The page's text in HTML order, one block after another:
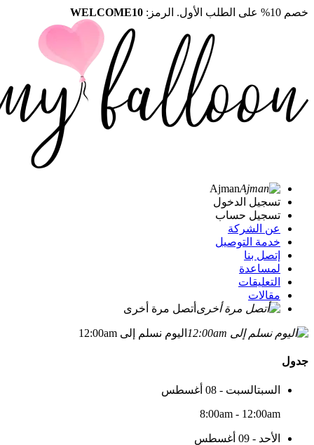
خصم 10% على الطلب الأول. الرمز: WELCOME10
Ajman
تسجيل الدخول
تسجيل حساب
عن الشركة
خدمة التوصيل
إتصل بنا
لمساعدة
التعليقات
مقالات
أتصل مرة أخرى
اليوم نسلم إلى 12:00am
جدول
السبتالسبت - 08 أغسطس
8:00am - 12:00am
الأحد - 09 أغسطس